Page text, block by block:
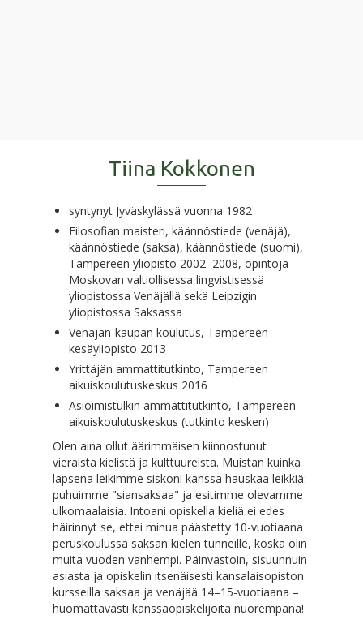
Tiina Kokkonen
syntynyt Jyväskylässä vuonna 1982
Filosofian maisteri, käännöstiede (venäjä),
käännöstiede (saksa), käännöstiede (suomi),
Tampereen yliopisto 2002–2008, opintoja
Moskovan valtiollisessa lingvistisessä
yliopistossa Venäjällä sekä Leipzigin
yliopistossa Saksassa
Venäjän-kaupan koulutus, Tampereen
kesäyliopisto 2013
Yrittäjän ammattitutkinto, Tampereen
aikuiskoulutuskeskus 2016
Asioimistulkin ammattitutkinto, Tampereen
aikuiskoulutuskeskus (tutkinto kesken)
Olen aina ollut äärimmäisen kiinnostunut
vieraista kielistä ja kulttuureista. Muistan kuinka
lapsena leikimme siskoni kanssa hauskaa leikkiä:
puhuimme "siansaksaa" ja esitimme olevamme
ulkomaalaisia. Intoani opiskella kieliä ei edes
häirinnyt se, ettei minua päästetty 10-vuotiaana
peruskoulussa saksan kielen tunneille, koska olin
muita vuoden vanhempi. Päinvastoin, sisuunnuin
asiasta ja opiskelin itsenäisesti kansalaisopiston
kursseilla saksaa ja venäjää 14–15-vuotiaana –
huomattavasti kanssaopiskelijoita nuorempana!